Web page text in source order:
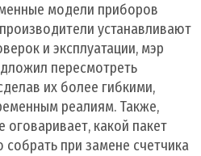
модели приборов
устанавливают
и эксплуатации, мэр
пересмотреть
их более гибкими,
реалиям. Также,
оговаривает, какой пакет
при замене счетчика